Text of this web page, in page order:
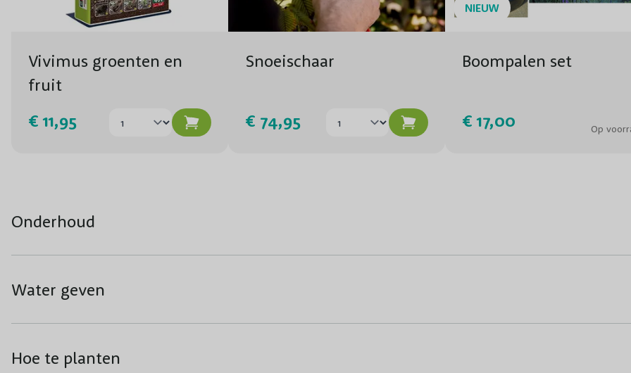
Vivimus groenten en
fruit
€ 11,95
Snoeischaar
€ 74,95
NIEUW
Boompalen set
€ 17,00 Op
Onderhoud
Water geven
Hoe te planten